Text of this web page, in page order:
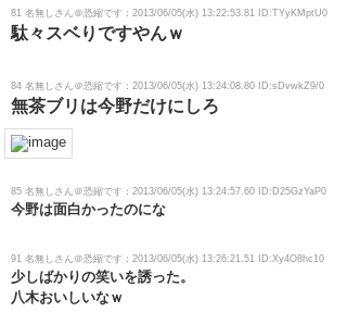
81 名無しさん＠恐縮です：2013/06/05(水) 13:22:53.81 ID:TYyKMptU0
駄々スベりですやんｗ
84 名無しさん＠恐縮です：2013/06/05(水) 13:24:08.80 ID:sDvwkZ9/0
無茶ブリは今野だけにしろ
85 名無しさん＠恐縮です：2013/06/05(水) 13:24:57.60 ID:D25GzYaP0
今野は面白かったのにな
91 名無しさん＠恐縮です：2013/06/05(水) 13:26:21.51 ID:Xy4O8hc10
少しばかりの笑いを誘った。
八木おいしいなｗ